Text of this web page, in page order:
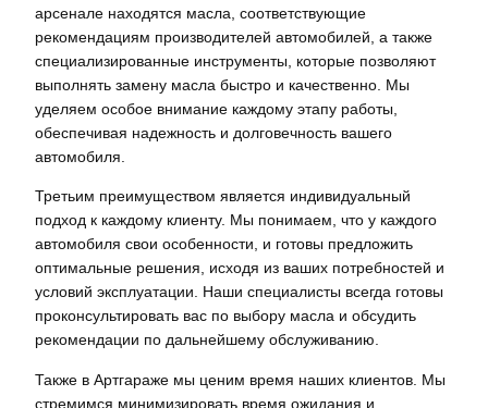
арсенале находятся масла, соответствующие
рекомендациям производителей автомобилей, а также
специализированные инструменты, которые позволяют
выполнять замену масла быстро и качественно. Мы
уделяем особое внимание каждому этапу работы,
обеспечивая надежность и долговечность вашего
автомобиля.
Третьим преимуществом является индивидуальный
подход к каждому клиенту. Мы понимаем, что у каждого
автомобиля свои особенности, и готовы предложить
оптимальные решения, исходя из ваших потребностей и
условий эксплуатации. Наши специалисты всегда готовы
проконсультировать вас по выбору масла и обсудить
рекомендации по дальнейшему обслуживанию.
Также в Артгараже мы ценим время наших клиентов. Мы
стремимся минимизировать время ожидания и